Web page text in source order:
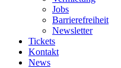
Jobs
Barrierefreiheit
Newsletter
Tickets
Kontakt
News